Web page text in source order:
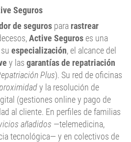
Seguros
de seguros para rastrear
Active Seguros es una
especialización, el alcance del
y las garantías de repatriación
Plus). Su red de oficinas
y la resolución de
(gestiones online y pago de
al cliente. En perfiles de familias
añadidos —telemedicina,
tecnológica— y en colectivos de